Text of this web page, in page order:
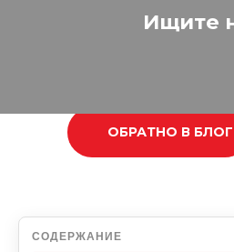
Ищите нас
ОБРАТНО В БЛОГ
СОДЕРЖАНИЕ